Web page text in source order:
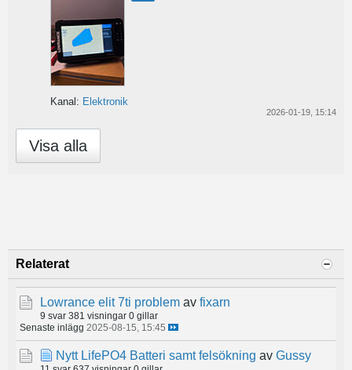
Kanal: Elektronik
2026-01-19, 15:14
Visa alla
Relaterat
Lowrance elit 7ti problem av fixarn
9 svar 381 visningar 0 gillar
Senaste inlägg 2025-08-15, 15:45
Nytt LifePO4 Batteri samt felsökning av Gussy